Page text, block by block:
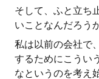
そして、ふと立ち
いことなんだろう
私は以前の会社で
するためにこうい
なというのを考え